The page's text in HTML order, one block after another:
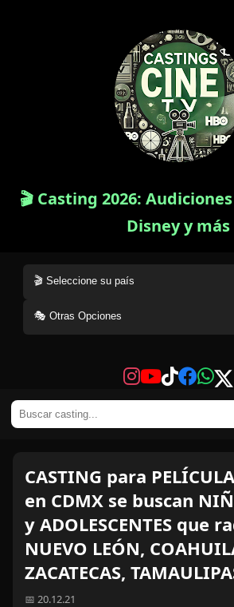
🎬 Casting 2026:
Disney y más
CASTING para
en CDMX se buscan
y ADOLESCENTES que
NUEVO LEÓN,
ZACATECAS,
📅 20.12.21